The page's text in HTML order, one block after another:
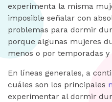
experimenta la misma
imposible señalar con
problemas para dormir
porque algunas mujeres
menos o por temporadas
En líneas generales, a
cuáles son los principales
experimentar al dormir